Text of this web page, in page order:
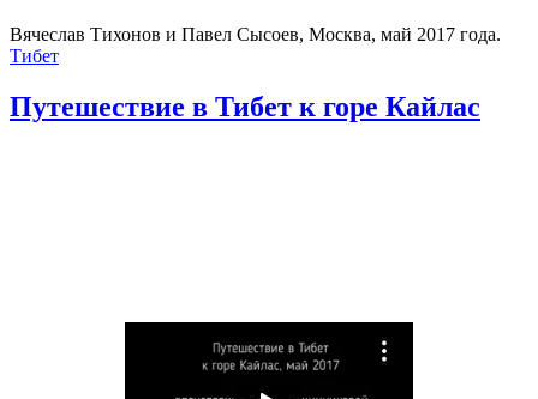
Вячеслав Тихонов и Павел Сысоев, Москва, май 2017 года.
Тибет
Путешествие в Тибет к горе Кайлас